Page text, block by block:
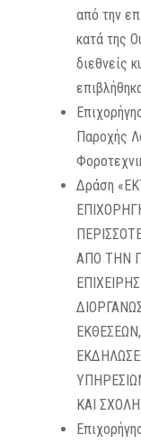
από την
κατά της
διεθνείς
Παροχής
Δράση
ΑΠΟ ΤΗΝ
ΚΑΙ